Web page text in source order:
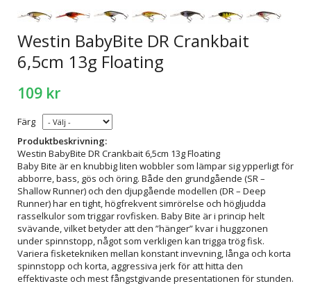
Westin BabyBite DR Crankbait
6,5cm 13g Floating
109 kr
Färg
Produktbeskrivning:
Westin BabyBite DR Crankbait 6,5cm 13g Floating
Baby Bite är en knubbig liten wobbler som lämpar sig ypperligt för
abborre, bass, gös och öring. Både den grundgående (SR –
Shallow Runner) och den djupgående modellen (DR – Deep
Runner) har en tight, högfrekvent simrörelse och högljudda
rasselkulor som triggar rovfisken. Baby Bite är i princip helt
svävande, vilket betyder att den ”hänger” kvar i huggzonen
under spinnstopp, något som verkligen kan trigga trög fisk.
Variera fisketekniken mellan konstant invevning, långa och korta
spinnstopp och korta, aggressiva jerk för att hitta den
effektivaste och mest fångstgivande presentationen för stunden.